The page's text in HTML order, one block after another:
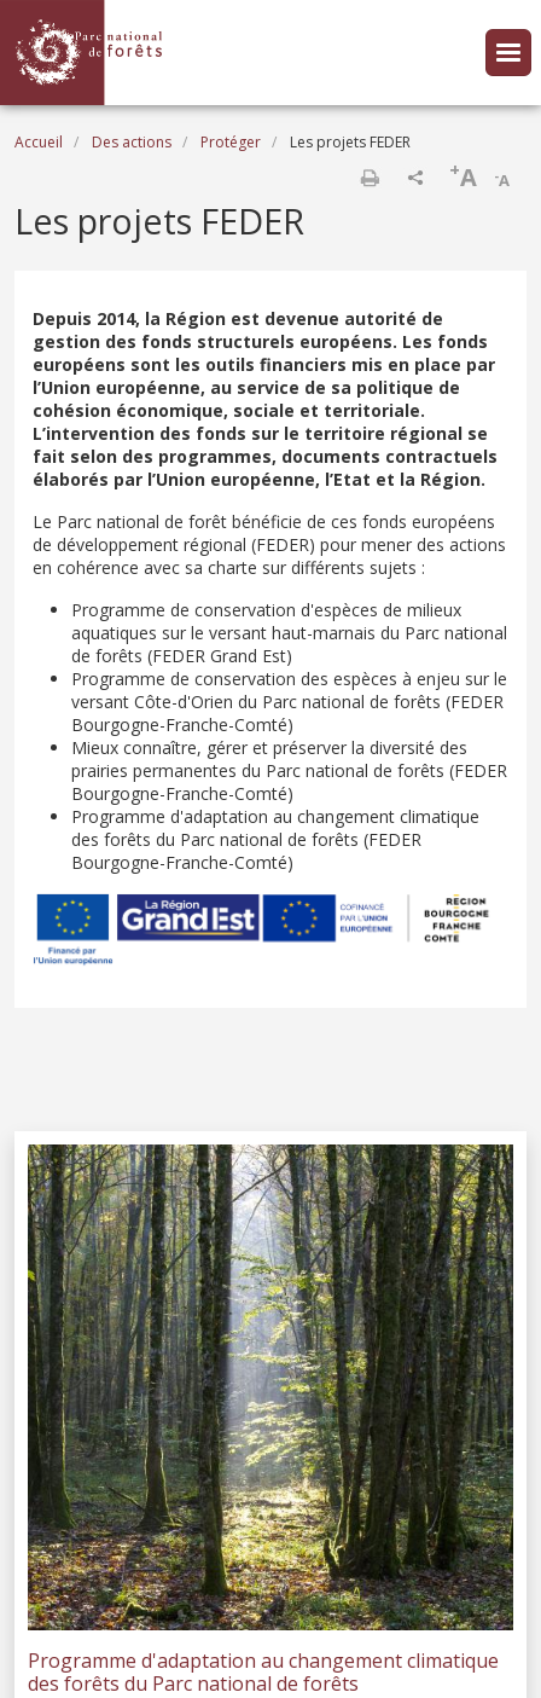
Fil d'Ariane
Accueil Des actions Protéger Les projets FEDER
-A
+A
Les projets FEDER
Depuis 2014, la Région est devenue autorité de
gestion des fonds structurels européens. Les fonds
européens sont les outils financiers mis en place par
l’Union européenne, au service de sa politique de
cohésion économique, sociale et territoriale.
L’intervention des fonds sur le territoire régional se
fait selon des programmes, documents contractuels
élaborés par l’Union européenne, l’Etat et la Région.
Le Parc national de forêt bénéficie de ces fonds européens
de développement régional (FEDER) pour mener des actions
en cohérence avec sa charte sur différents sujets :
Programme de conservation d'espèces de milieux
aquatiques sur le versant haut-marnais du Parc national
de forêts (FEDER Grand Est)
Programme de conservation des espèces à enjeu sur le
versant Côte-d'Orien du Parc national de forêts (FEDER
Bourgogne-Franche-Comté)
Mieux connaître, gérer et préserver la diversité des
prairies permanentes du Parc national de forêts (FEDER
Bourgogne-Franche-Comté)
Programme d'adaptation au changement climatique
des forêts du Parc national de forêts (FEDER
Bourgogne-Franche-Comté)
Programme d'adaptation au changement climatique
des forêts du Parc national de forêts